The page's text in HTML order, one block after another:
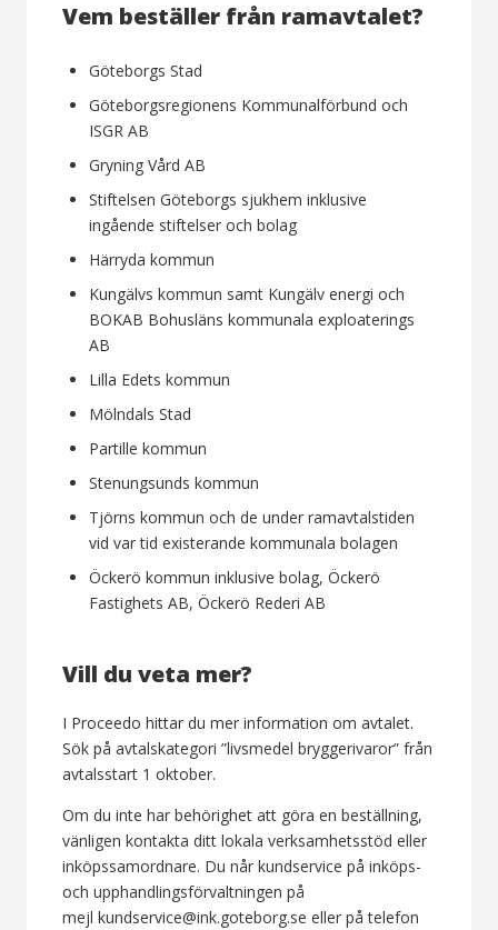
Vem beställer från ramavtalet?
Göteborgs Stad
Göteborgsregionens Kommunalförbund och
ISGR AB
Gryning Vård AB
Stiftelsen Göteborgs sjukhem inklusive
ingående stiftelser och bolag
Härryda kommun
Kungälvs kommun samt Kungälv energi och
BOKAB Bohusläns kommunala exploaterings
AB
Lilla Edets kommun
Mölndals Stad
Partille kommun
Stenungsunds kommun
Tjörns kommun och de under ramavtalstiden
vid var tid existerande kommunala bolagen
Öckerö kommun inklusive bolag, Öckerö
Fastighets AB, Öckerö Rederi AB
Vill du veta mer?
I Proceedo hittar du mer information om avtalet.
Sök på avtalskategori ”livsmedel bryggerivaror” från
avtalsstart 1 oktober.
Om du inte har behörighet att göra en beställning,
vänligen kontakta ditt lokala verksamhetsstöd eller
inköpssamordnare. Du når kundservice på inköps-
och upphandlingsförvaltningen på
mejl kundservice@ink.goteborg.se eller på telefon